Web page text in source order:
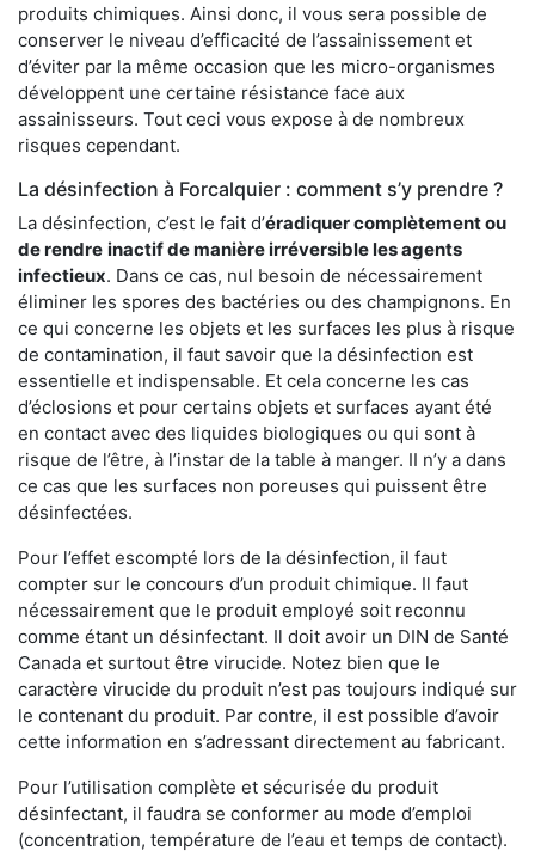
produits chimiques. Ainsi donc, il vous sera possible de
conserver le niveau d’efficacité de l’assainissement et
d’éviter par la même occasion que les micro-organismes
développent une certaine résistance face aux
assainisseurs. Tout ceci vous expose à de nombreux
risques cependant.
La désinfection à Forcalquier : comment s’y prendre ?
La désinfection, c’est le fait d’éradiquer complètement ou
de rendre inactif de manière irréversible les agents
infectieux. Dans ce cas, nul besoin de nécessairement
éliminer les spores des bactéries ou des champignons. En
ce qui concerne les objets et les surfaces les plus à risque
de contamination, il faut savoir que la désinfection est
essentielle et indispensable. Et cela concerne les cas
d’éclosions et pour certains objets et surfaces ayant été
en contact avec des liquides biologiques ou qui sont à
risque de l’être, à l’instar de la table à manger. II n’y a dans
ce cas que les surfaces non poreuses qui puissent être
désinfectées.
Pour l’effet escompté lors de la désinfection, il faut
compter sur le concours d’un produit chimique. Il faut
nécessairement que le produit employé soit reconnu
comme étant un désinfectant. Il doit avoir un DIN de Santé
Canada et surtout être virucide. Notez bien que le
caractère virucide du produit n’est pas toujours indiqué sur
le contenant du produit. Par contre, il est possible d’avoir
cette information en s’adressant directement au fabricant.
Pour l’utilisation complète et sécurisée du produit
désinfectant, il faudra se conformer au mode d’emploi
(concentration, température de l’eau et temps de contact).